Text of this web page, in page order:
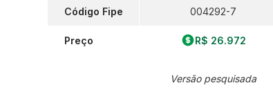
Código Fipe
Preço
004292-7
R$ 26.972
Versão pesquisada